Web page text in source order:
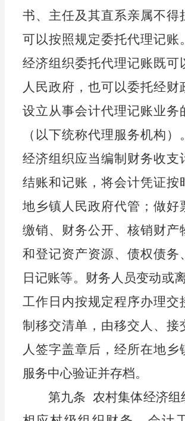
书、主任及其直系亲属不得
可以按照规定委托代理记账
经济组织委托代理记账既可
人民政府，也可以委托经财
设立从事会计代理记账业务
（以下统称代理服务机构）
经济组织应当编制 财务收支
结账和记账，将会计凭证按
地乡镇人民政府代管 ； 做好
缴销、财务公开、核销财产
和登记资产资源、债权债务
日记账等。 财务人 员变动或
工作日内按规定程序办理交
制移交清单，由移交人、接
人签字盖章后，经所在地乡
服务中心验证并存档。
第九条 农村集体经济组